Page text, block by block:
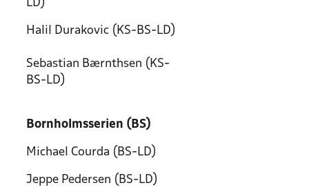
LD)
Halil Durakovic (KS-BS-LD)
Sebastian Bærnthsen (KS-
BS-LD)
Bornholmsserien (BS)
Michael Courda (BS-LD)
Jeppe Pedersen (BS-LD)